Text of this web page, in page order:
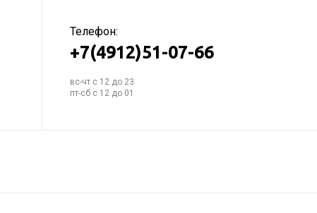
Телефон:
+7(4912)51-07-66
вс-чт с 12 до 23
пт-сб с 12 до 01